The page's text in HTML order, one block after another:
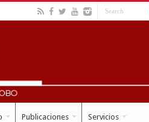
Publicaciones Servicios